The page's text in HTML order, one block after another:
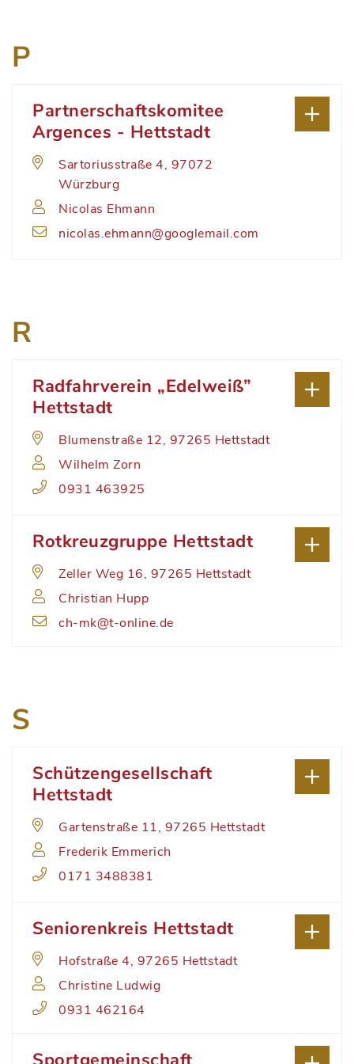
P
Partnerschaftskomitee
Argences - Hettstadt
Sartoriusstraße 4, 97072
Würzburg
Nicolas Ehmann
nicolas.ehmann@googlemail.com
R
Radfahrverein „Edelweiß”
Hettstadt
Blumenstraße 12, 97265 Hettstadt
Wilhelm Zorn
0931 463925
Rotkreuzgruppe Hettstadt
Zeller Weg 16, 97265 Hettstadt
Christian Hupp
ch-mk@t-online.de
S
Schützengesellschaft
Hettstadt
Gartenstraße 11, 97265 Hettstadt
Frederik Emmerich
0171 3488381
Seniorenkreis Hettstadt
Hofstraße 4, 97265 Hettstadt
Christine Ludwig
0931 462164